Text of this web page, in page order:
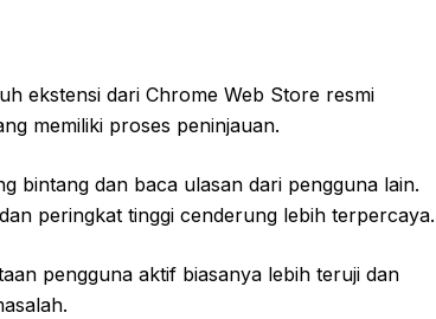
ekstensi dari Chrome Web Store resmi
memiliki proses peninjauan.
bintang dan baca ulasan dari pengguna lain.
peringkat tinggi cenderung lebih terpercaya.
pengguna aktif biasanya lebih teruji dan